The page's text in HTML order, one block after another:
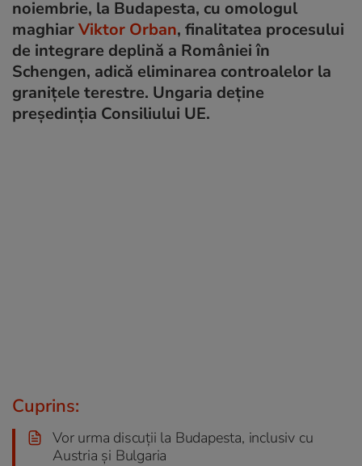
noiembrie, la Budapesta, cu omologul
maghiarViktor Orban, finalitatea procesului
de integrare deplină a României în
Schengen, adică eliminarea controalelor la
granițele terestre. Ungaria deține
președinția Consiliului UE.
Cuprins:
Vor urma discuții la Budapesta, inclusiv cu
Austria și Bulgaria